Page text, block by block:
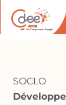
SOCLO